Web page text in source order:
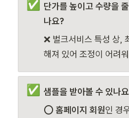
✅ 단가를 높이고 수량을
나요?
❌ 벌크서비스 특성 상,
해져 있어 조정이 어려
✅ 샘플을 받아볼 수 있나
⭕ 홈페이지 회원인 경